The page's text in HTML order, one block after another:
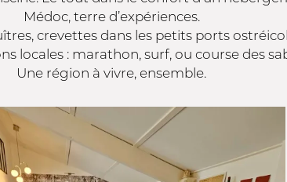
Médoc, terre d’expériences.
crevettes dans les petits ports
locales : marathon, surf, ou course des
Une région à vivre, ensemble.